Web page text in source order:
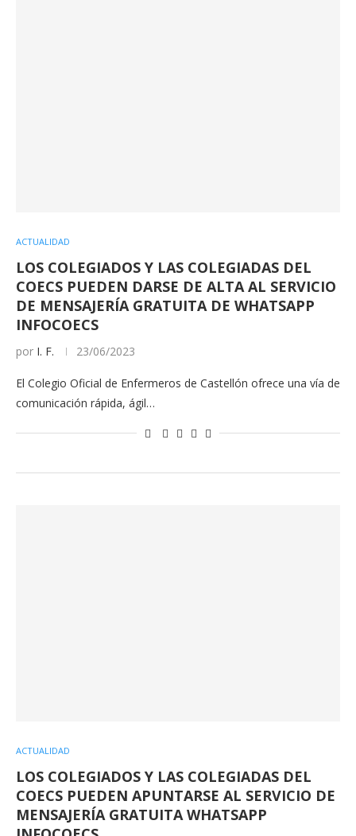
ACTUALIDAD
LOS COLEGIADOS Y LAS COLEGIADAS DEL
COECS PUEDEN DARSE DE ALTA AL SERVICIO
DE MENSAJERÍA GRATUITA DE WHATSAPP
INFOCOECS
por I. F. 23/06/2023
El Colegio Oficial de Enfermeros de Castellón ofrece una vía de
comunicación rápida, ágil…
ACTUALIDAD
LOS COLEGIADOS Y LAS COLEGIADAS DEL
COECS PUEDEN APUNTARSE AL SERVICIO DE
MENSAJERÍA GRATUITA WHATSAPP